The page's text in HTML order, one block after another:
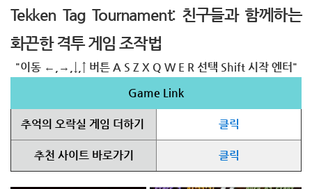
Tekken Tag Tournament: 친구들과 함께하는
화끈한 격투 게임 조작법
"이동 ←,→,↓,↑ 버튼 A S Z X Q W E R 선택 Shift 시작 엔터"
Game Link
추억의 오락실 게임 더하기 클릭
추천 사이트 바로가기 클릭